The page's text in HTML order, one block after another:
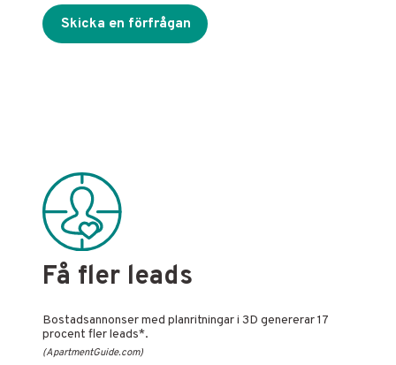
Skicka en förfrågan
Få fler leads
Bostadsannonser med planritningar i 3D genererar 17
procent fler leads*.
(ApartmentGuide.com)